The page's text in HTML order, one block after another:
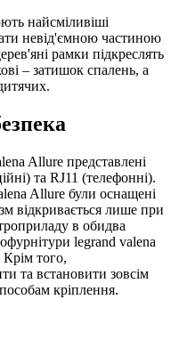
найсміливіші
невід'ємною частиною
рамки підкреслять
– затишок спалень, а
Allure представлені
та RJ11 (телефонні).
Allure були оснащені
відкривається лише при
в обидва
legrand valena
Крім того,
та встановити зовсім
кріплення.